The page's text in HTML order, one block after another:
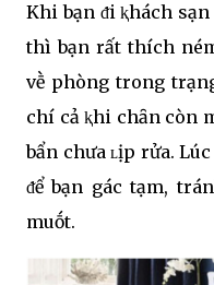
Khi bạn ᵭi ⱪhách
thì bạn rất thích
vḕ phòng trong
chí cả ⱪhi chȃn còn
bẩn chưa ʟịp rửa.
ᵭể bạn gác tạm,
muṓt.